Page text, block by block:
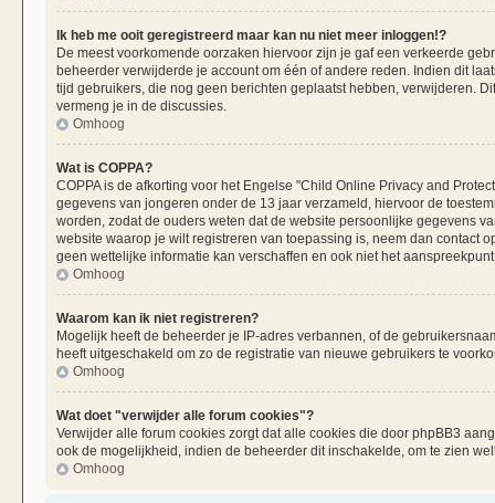
Ik heb me ooit geregistreerd maar kan nu niet meer inloggen!?
De meest voorkomende oorzaken hiervoor zijn je gaf een verkeerde
beheerder verwijderde je account om één of andere reden. Indien dit
tijd gebruikers, die nog geen berichten geplaatst hebben, verwijderen.
vermeng je in de discussies.
Omhoog
Wat is COPPA?
COPPA is de afkorting voor het Engelse "Child Online Privacy and
gegevens van jongeren onder de 13 jaar verzameld, hiervoor de
worden, zodat de ouders weten dat de website persoonlijke gegevens
website waarop je wilt registreren van toepassing is, neem dan contact
geen wettelijke informatie kan verschaffen en ook niet het
Omhoog
Waarom kan ik niet registreren?
Mogelijk heeft de beheerder je IP-adres verbannen, of de
heeft uitgeschakeld om zo de registratie van nieuwe gebruikers te
Omhoog
Wat doet "verwijder alle forum cookies"?
Verwijder alle forum cookies zorgt dat alle cookies die door phpBB3
ook de mogelijkheid, indien de beheerder dit inschakelde, om te zien
Omhoog